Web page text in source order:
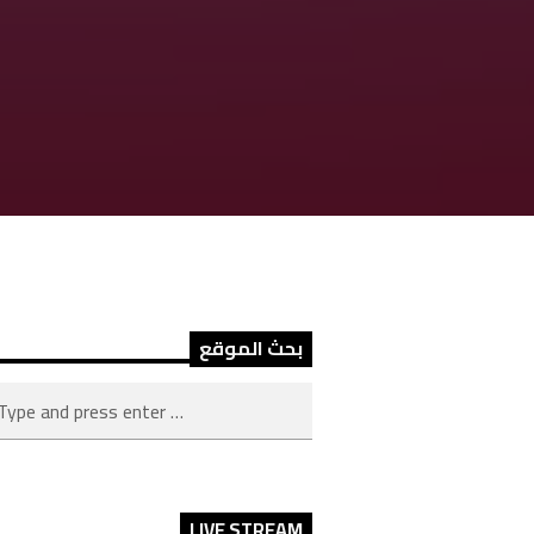
بحث الموقع